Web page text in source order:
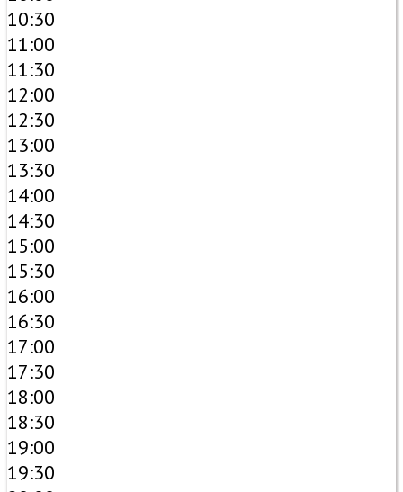
10:30
11:00
11:30
12:00
12:30
13:00
13:30
14:00
14:30
15:00
15:30
16:00
16:30
17:00
17:30
18:00
18:30
19:00
19:30